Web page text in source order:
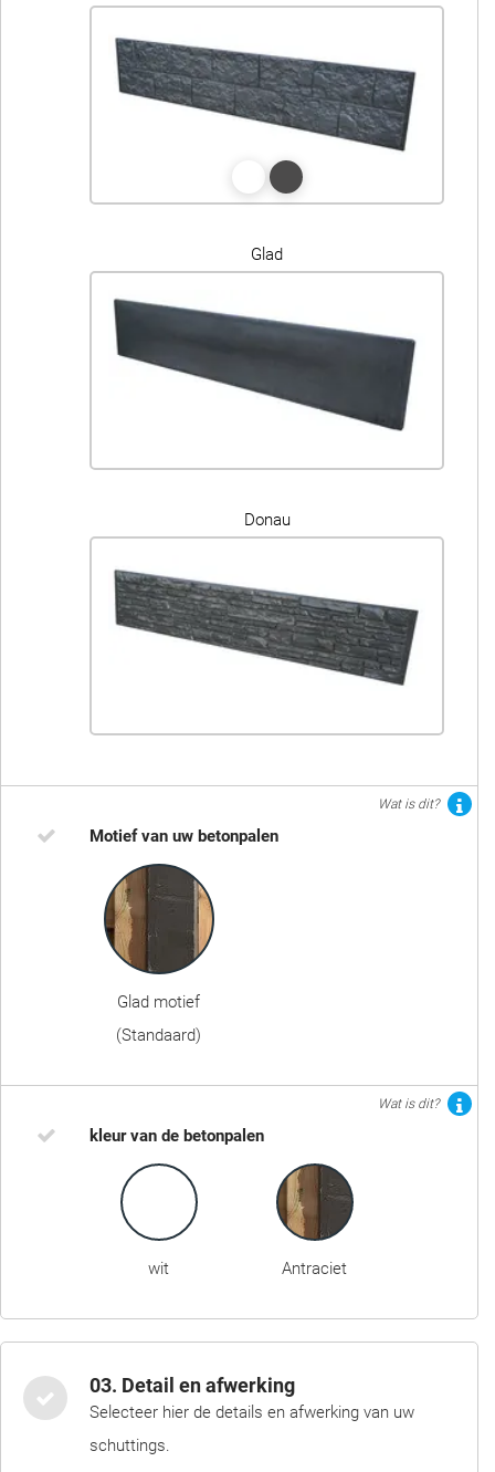
Glad
Donau
Wat is dit?
Motief van uw betonpalen
Glad motief
(Standaard)
Wat is dit?
kleur van de betonpalen
wit Antraciet
03. Detail en afwerking
Selecteer hier de details en afwerking van uw
schuttings.